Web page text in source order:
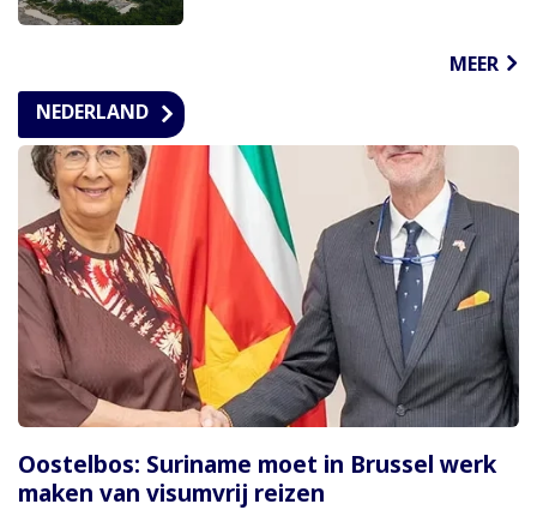
MEER
NEDERLAND
Oostelbos: Suriname moet in Brussel werk
maken van visumvrij reizen